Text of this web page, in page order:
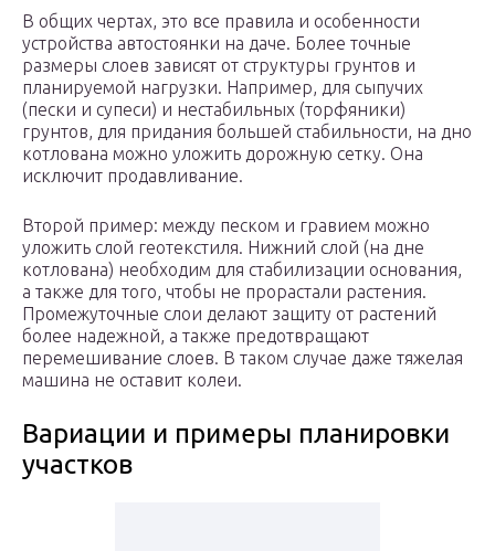
В общих чертах, это все правила и особенности
устройства автостоянки на даче. Более точные
размеры слоев зависят от структуры грунтов и
планируемой нагрузки. Например, для сыпучих
(пески и супеси) и нестабильных (торфяники)
грунтов, для придания большей стабильности, на дно
котлована можно уложить дорожную сетку. Она
исключит продавливание.
Второй пример: между песком и гравием можно
уложить слой геотекстиля. Нижний слой (на дне
котлована) необходим для стабилизации основания,
а также для того, чтобы не прорастали растения.
Промежуточные слои делают защиту от растений
более надежной, а также предотвращают
перемешивание слоев. В таком случае даже тяжелая
машина не оставит колеи.
Вариации и примеры планировки
участков